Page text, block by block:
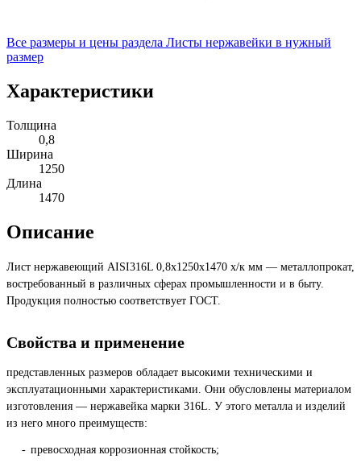
Все размеры и цены раздела Листы нержавейки в нужный
размер
Характеристики
Толщина
0,8
Ширина
1250
Длина
1470
Описание
Лист нержавеющий AISI316L 0,8х1250х1470 х/к мм — металлопрокат,
востребованный в различных сферах промышленности и в быту.
Продукция полностью соответствует ГОСТ.
Свойства и применение
представленных размеров обладает высокими техническими и
эксплуатационными характеристиками. Они обусловлены материалом
изготовления — нержавейка марки 316L. У этого металла и изделий
из него много преимуществ:
превосходная коррозионная стойкость;